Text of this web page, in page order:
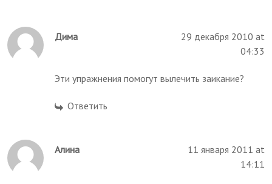
Дима
29 декабря 2010 at
04:33
Эти упражнения помогут вылечить заикание?
Ответить
Алина
11 января 2011 at
14:11